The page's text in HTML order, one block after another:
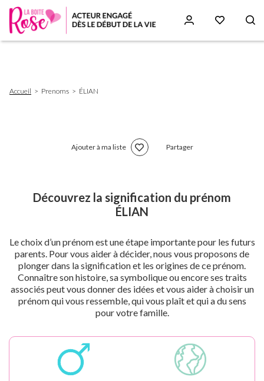
d'Ariane
Accueil Prenoms ÉLIAN
Ajouter à ma liste Partager
Découvrez la signification du prénom
ÉLIAN
Le choix d’un prénom est une étape importante pour les futurs
parents. Pour vous aider à décider, nous vous proposons de
plonger dans la signification et les origines de ce prénom.
Connaître son histoire, sa symbolique ou encore ses traits
associés peut vous donner des idées et vous aider à choisir un
prénom qui vous ressemble, qui vous plaît et qui a du sens
pour votre famille.